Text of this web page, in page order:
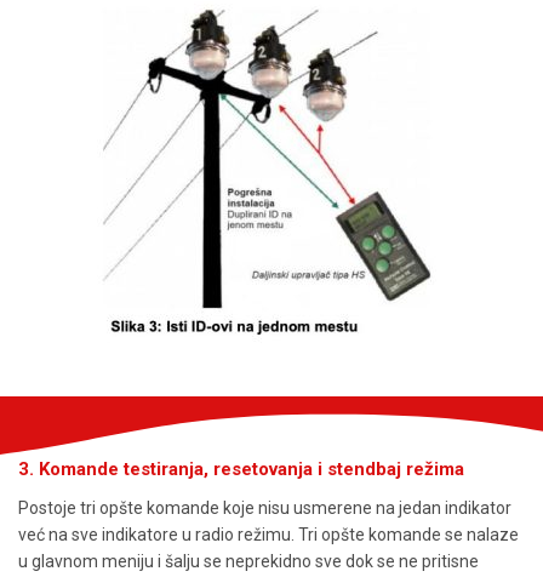
3. Komande testiranja, resetovanja i stendbaj režima
Postoje tri opšte komande koje nisu usmerene na jedan indikator
već na sve indikatore u radio režimu. Tri opšte komande se nalaze
u glavnom meniju i šalju se neprekidno sve dok se ne pritisne